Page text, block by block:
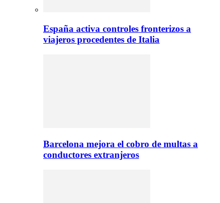
España activa controles fronterizos a
viajeros procedentes de Italia
Barcelona mejora el cobro de multas a
conductores extranjeros